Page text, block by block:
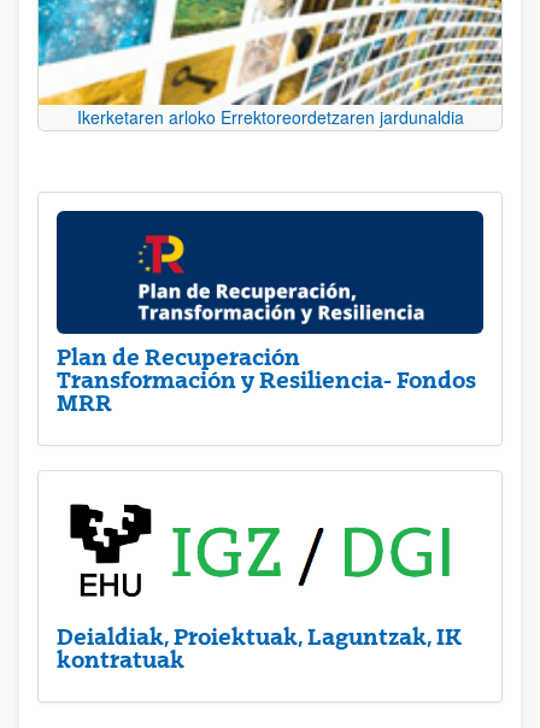
Ikerketaren arloko Errektoreordetzaren jardunaldia
Plan de Recuperación
Transformación y Resiliencia- Fondos
MRR
Deialdiak, Proiektuak, Laguntzak, IK
kontratuak